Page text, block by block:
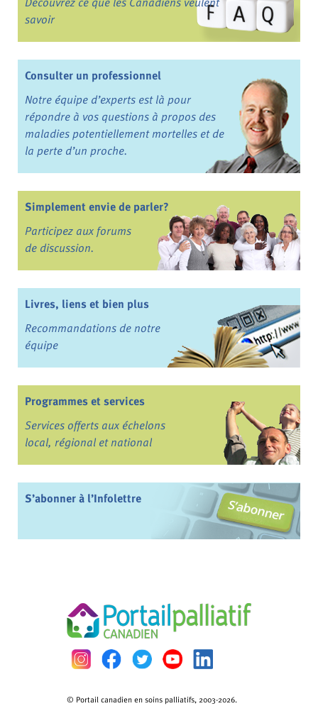
savoir
Consulter un professionnel
Notre équipe d’experts est là pour
répondre à vos questions à propos des
maladies potentiellement mortelles et de
la perte d’un proche.
Simplement envie de parler?
Participez aux forums
de discussion.
Livres, liens et bien plus
Recommandations de notre
équipe
Programmes et services
Services offerts aux échelons
local, régional et national
S’abonner à l’Infolettre
© Portail canadien en soins palliatifs, 2003-2026.